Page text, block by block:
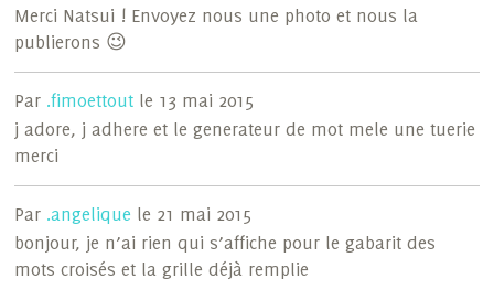
Merci Natsui ! Envoyez nous une photo et nous la
publierons 😉
Par .fimoettout le 13 mai 2015
j adore, j adhere et le generateur de mot mele une tuerie
merci
Par .angelique le 21 mai 2015
bonjour, je n’ai rien qui s’affiche pour le gabarit des
mots croisés et la grille déjà remplie